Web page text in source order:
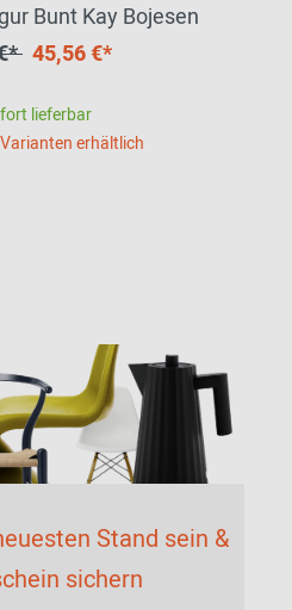
Bunt Kay Bojesen
45,56 €*
lieferbar
erhältlich
Stand sein &
sichern